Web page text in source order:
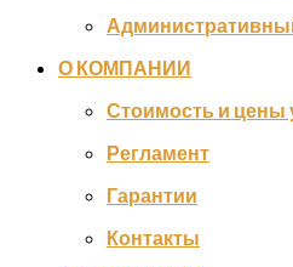
О КОМПАНИИ
Стоимость и цены
Регламент
Гарантии
Контакты